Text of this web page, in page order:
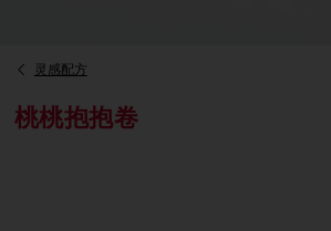
灵感配方
桃桃抱抱卷